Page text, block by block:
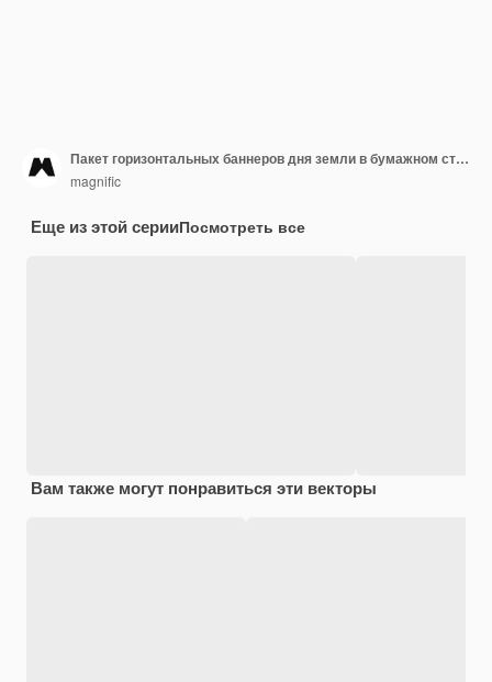
Пакет горизонтальных баннеров дня земли в бумажном стиле
magnific
Еще из этой серииПосмотреть все
Вам также могут понравиться эти векторы